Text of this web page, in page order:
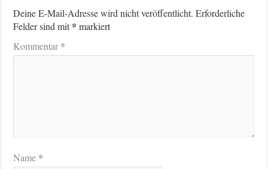
Deine E-Mail-Adresse wird nicht veröffentlicht. Erforderliche
Felder sind mit* markiert
Kommentar*
Name *